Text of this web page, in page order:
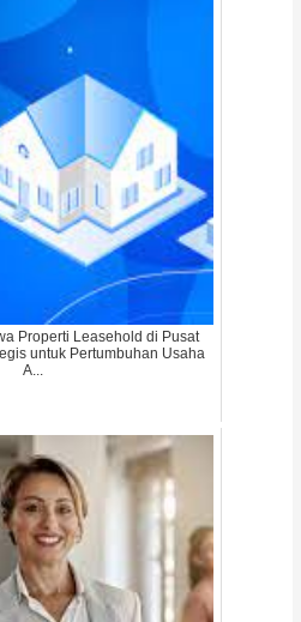
Properti Leasehold di Pusat
untuk Pertumbuhan Usaha
A...